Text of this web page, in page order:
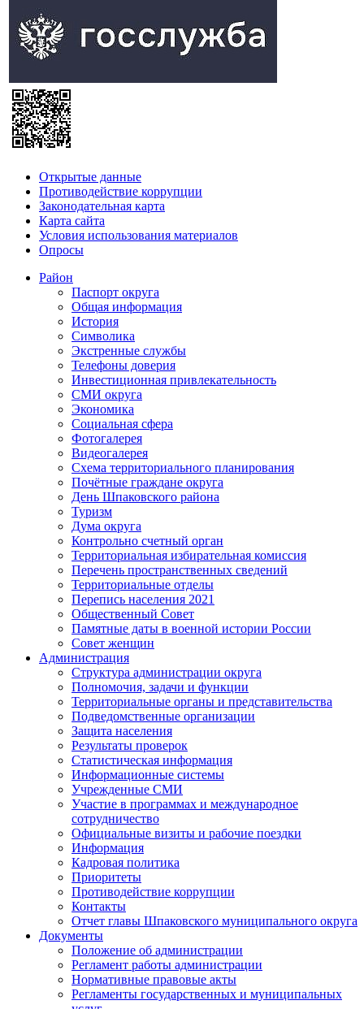
Открытые данные
Противодействие коррупции
Законодательная карта
Карта сайта
Условия использования материалов
Опросы
Район
Паспорт округа
Общая информация
История
Символика
Экстренные службы
Телефоны доверия
Инвестиционная привлекательность
СМИ округа
Экономика
Социальная сфера
Фотогалерея
Видеогалерея
Схема территориального планирования
Почётные граждане округа
День Шпаковского района
Туризм
Дума округа
Контрольно счетный орган
Территориальная избирательная комиссия
Перечень пространственных сведений
Территориальные отделы
Перепись населения 2021
Общественный Совет
Памятные даты в военной истории России
Совет женщин
Администрация
Структура администрации округа
Полномочия, задачи и функции
Территориальные органы и представительства
Подведомственные организации
Защита населения
Результаты проверок
Статистическая информация
Информационные системы
Учрежденные СМИ
Участие в программах и международное
сотрудничество
Официальные визиты и рабочие поездки
Информация
Кадровая политика
Приоритеты
Противодействие коррупции
Контакты
Отчет главы Шпаковского муниципального округа
Документы
Положение об администрации
Регламент работы администрации
Нормативные правовые акты
Регламенты государственных и муниципальных